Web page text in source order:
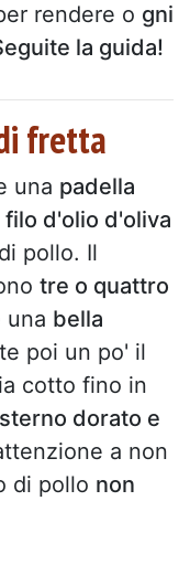
rendere o gni
la guida!
fretta
una padella
filo d'olio d'oliva
pollo. Il
tre o quattro
una bella
poi un po' il
cotto fino in
dorato e
a non
di pollo non